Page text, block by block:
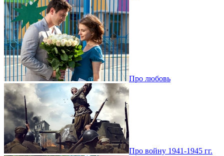
Про любовь
Про войну 1941-1945 гг.